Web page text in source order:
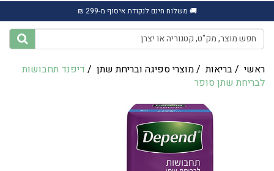
🚚 משלוח חינם לנקודת איסוף מ-299 ₪
ראשי /בריאות/מוצרי ספיגה ובריחת שתן / דיפנד תחבושות
לבריחת שתן סופר